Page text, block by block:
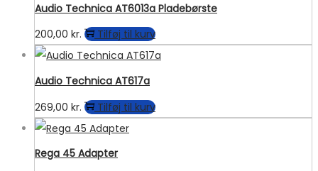
Audio Technica AT6013a Pladebørste
200,00 kr. Tilføj til kurv
Audio Technica AT617a
269,00 kr. Tilføj til kurv
Rega 45 Adapter